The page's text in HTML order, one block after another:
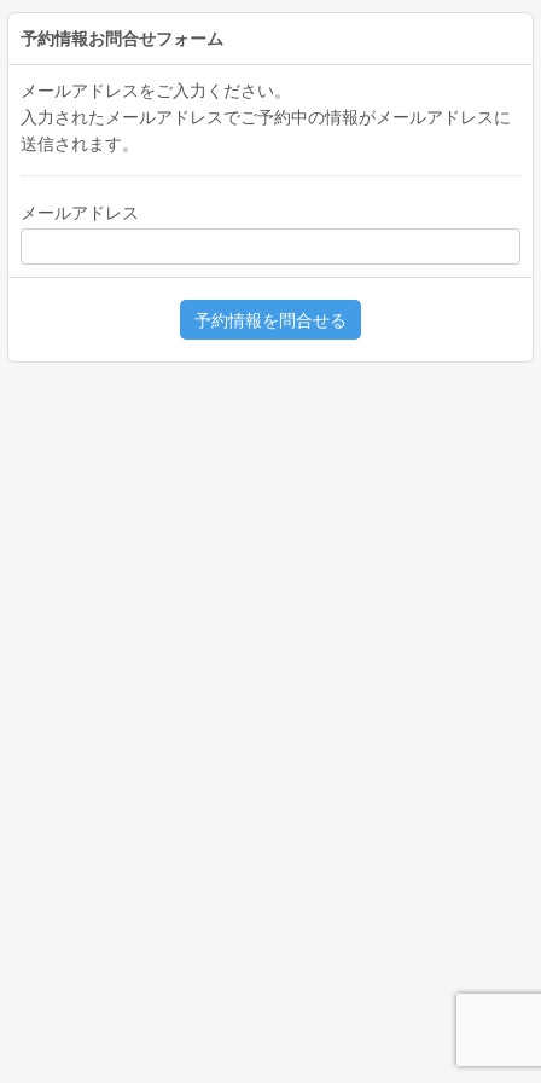
予約情報お問合せフォーム
メールアドレスをご入力ください。
入力されたメールアドレスでご予約中の情報がメールアドレスに
送信されます。
メールアドレス
予約情報を問合せる